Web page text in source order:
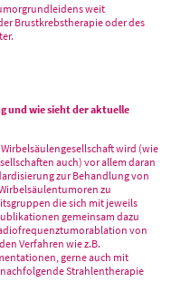
weit
Brustkrebstherapie oder des
und wie sieht der aktuelle
wird (wie
auch) vor allem daran
zur Behandlung von
zu
die sich mit jeweils
gemeinsam dazu
von
Verfahren wie z.B.
gerne auch mit
Strahlentherapie